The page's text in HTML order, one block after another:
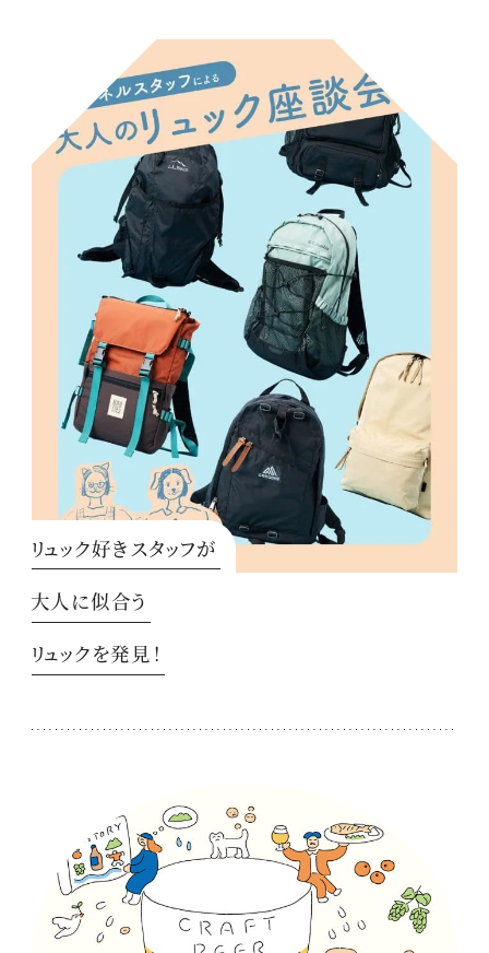
リュック好きスタッフが
大人に似合う
リュックを発見！